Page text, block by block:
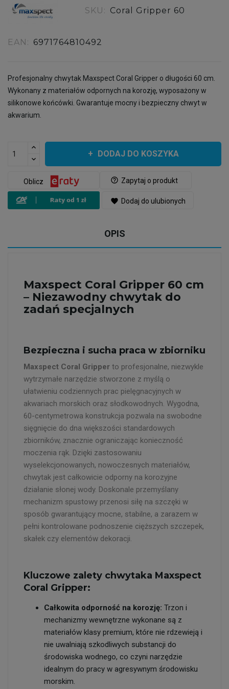
SKU: Coral Gripper 60
EAN: 6971764810492
Profesjonalny chwytak Maxspect Coral Gripper o długości 60 cm.
Wykonany z materiałów odpornych na korozję, wyposażony w
silikonowe końcówki. Gwarantuje mocny i bezpieczny chwyt w
akwarium.
DODAJ DO KOSZYKA
help_outline Zapytaj o produkt
Oblicz
favorite Dodaj do ulubionych
OPIS
Maxspect Coral Gripper 60 cm
– Niezawodny chwytak do
zadań specjalnych
Bezpieczna i sucha praca w zbiorniku
Maxspect Coral Gripper to profesjonalne, niezwykle
wytrzymałe narzędzie stworzone z myślą o
ułatwieniu codziennych prac pielęgnacyjnych w
akwariach morskich oraz słodkowodnych. Wygodna,
60-centymetrowa konstrukcja pozwala na swobodne
sięgnięcie do dna większości standardowych
zbiorników, znacznie ograniczając konieczność
moczenia rąk. Dzięki zastosowaniu
wyselekcjonowanych, nowoczesnych materiałów,
chwytak jest całkowicie odporny na korozyjne
działanie słonej wody. Doskonale przemyślany
mechanizm spustowy przenosi siłę na szczęki w
sposób gwarantujący mocne, stabilne, a zarazem w
pełni kontrolowane podnoszenie cięższych szczepek,
skałek czy elementów dekoracji.
Kluczowe zalety chwytaka Maxspect
Coral Gripper:
Całkowita odporność na korozję: Trzon i
mechanizmy wewnętrzne wykonane są z
materiałów klasy premium, które nie rdzewieją i
nie uwalniają szkodliwych substancji do
środowiska wodnego, co czyni narzędzie
idealnym do pracy w agresywnym środowisku
morskim.